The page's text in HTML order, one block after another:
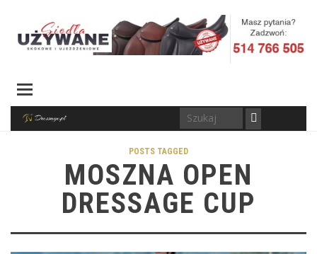
POSTS TAGGED
MOSZNA OPEN
DRESSAGE CUP